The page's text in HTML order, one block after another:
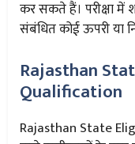
कर सकते हैं। परीक्षा में
संबंधित कोई ऊपरी या
Rajasthan
Qualification
Rajasthan State